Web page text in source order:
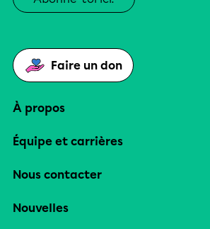
Faire un don
À propos
Équipe et carrières
Nous contacter
Nouvelles